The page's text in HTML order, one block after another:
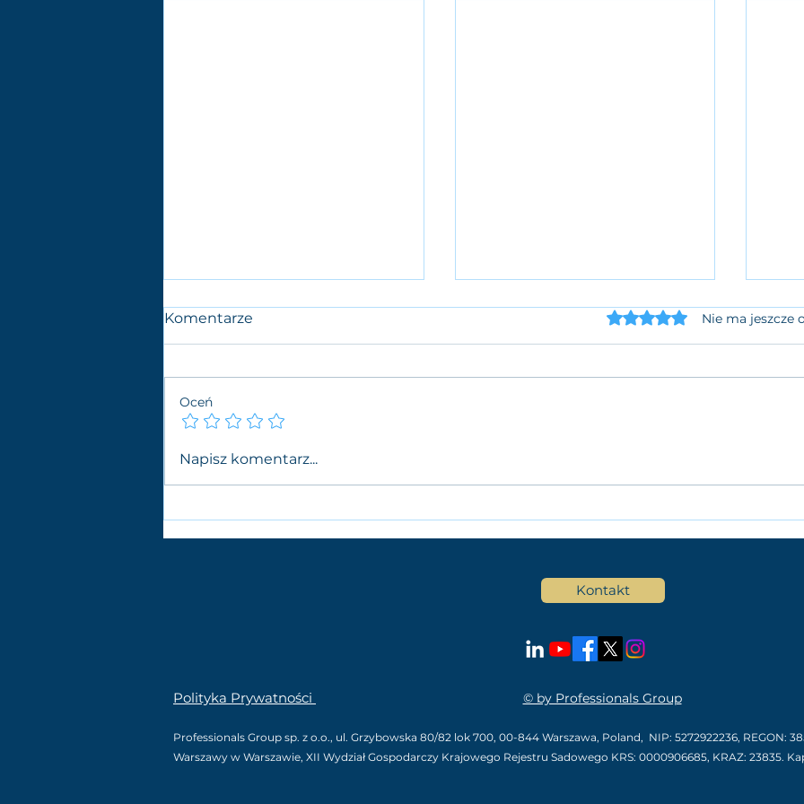
Branża IT - czym jest i
Komentarze Oceniono na 0 z 5Nie ma jeszcze
Oceń
Napisz komentarz...
Kontakt
Polityka Prywatności © by Professionals Group
Professionals Group sp. z o.o., ul. Grzybowska 80/82 lok 700, 00-844 Warszawa, Poland, NIP: 5272922236, REGON:
Warszawy w Warszawie, XII Wydział Gospodarczy Krajowego Rejestru Sadowego KRS: 0000906685, KRAZ: 23835.